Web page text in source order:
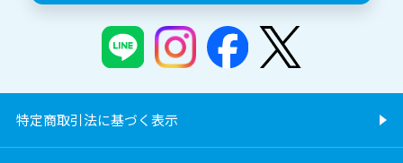
特定商取引法に基づく表示